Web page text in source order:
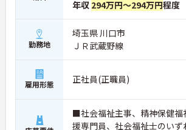
年収 294万円～294万円程度
勤務地
埼玉県 川口市
ＪＲ武蔵野線
雇用形態 正社員(正職員)
■社会福祉主事、精神保健福
援専門員、社会福祉士のい